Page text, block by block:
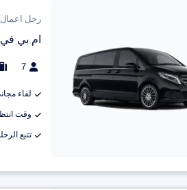
رجل اعمال
ام بي في
7
لقاء
وقت
تتبع